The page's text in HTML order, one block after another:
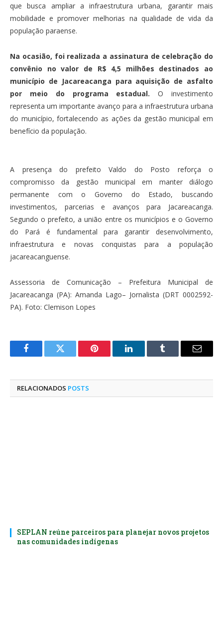
que busca ampliar a infraestrutura urbana, garantir mais
mobilidade e promover melhorias na qualidade de vida da
população paraense.
Na ocasião, foi realizada a assinatura de celebração do
convênio no valor de R$ 4,5 milhões destinados ao
município de Jacareacanga para aquisição de asfalto
por meio do programa estadual. O investimento
representa um importante avanço para a infraestrutura urbana
do município, fortalecendo as ações da gestão municipal em
benefício da população.
A presença do prefeito Valdo do Posto reforça o
compromisso da gestão municipal em manter diálogo
permanente com o Governo do Estado, buscando
investimentos, parcerias e avanços para Jacareacanga.
Segundo o prefeito, a união entre os municípios e o Governo
do Pará é fundamental para garantir desenvolvimento,
infraestrutura e novas conquistas para a população
jacareacanguense.
Assessoria de Comunicação – Prefeitura Municipal de
Jacareacanga (PA): Amanda Lago– Jornalista (DRT 0002592-
PA). Foto: Clemison Lopes
FacebookTwitter Pinterest O
Tumblr
E-
RELACIONADOS POSTS
SEPLAN reúne parceiros para planejar novos projetos
nas comunidades indígenas